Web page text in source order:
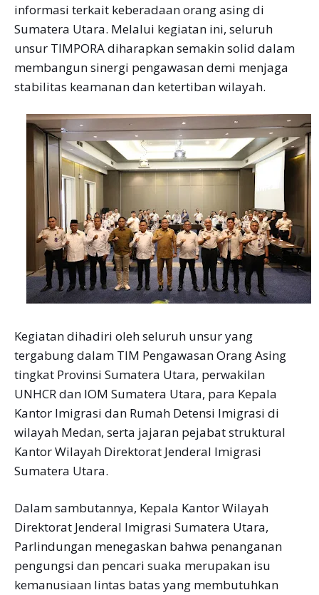
informasi terkait keberadaan orang asing di
Sumatera Utara. Melalui kegiatan ini, seluruh
unsur TIMPORA diharapkan semakin solid dalam
membangun sinergi pengawasan demi menjaga
stabilitas keamanan dan ketertiban wilayah.
Kegiatan dihadiri oleh seluruh unsur yang
tergabung dalam TIM Pengawasan Orang Asing
tingkat Provinsi Sumatera Utara, perwakilan
UNHCR dan IOM Sumatera Utara, para Kepala
Kantor Imigrasi dan Rumah Detensi Imigrasi di
wilayah Medan, serta jajaran pejabat struktural
Kantor Wilayah Direktorat Jenderal Imigrasi
Sumatera Utara.
Dalam sambutannya, Kepala Kantor Wilayah
Direktorat Jenderal Imigrasi Sumatera Utara,
Parlindungan menegaskan bahwa penanganan
pengungsi dan pencari suaka merupakan isu
kemanusiaan lintas batas yang membutuhkan